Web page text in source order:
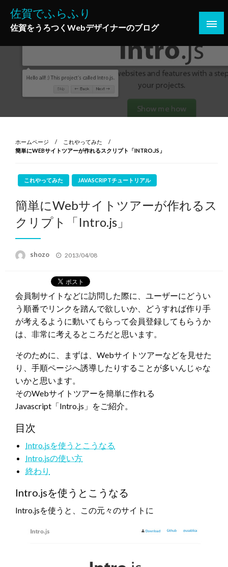
ン
佐賀でふらふり
佐賀をうろつくWebデザイナーのブログ
ホームページ
これやってみた
簡単にWEBサイトツアーが作れるスクリプト「INTRO.JS」
これやってみた JAVASCRIPTチュートリアル
簡単にWebサイトツアーが作れるス
クリプト「Intro.js」
shozo
投
2013/04/08
会員制サイトなどに訪問した際に、ユーザーにどうい
う順番でリンクを踏んで欲しいか、どうすれば作り手
が考えるように動いてもらって会員登録してもらうか
は、非常に考えるところだと思います。
そのために、まずは、Webサイトツアーなどを見せた
り、手順ページへ誘導したりすることが多いんじゃな
いかと思います。
そのWebサイトツアーを簡単に作れる
Javascript「Intro.js」をご紹介。
目次
Intro.jsを使うとこうなる
Intro.jsの使い方
終わり
Intro.jsを使うとこうなる
Intro.jsを使うと、この元々のサイトに